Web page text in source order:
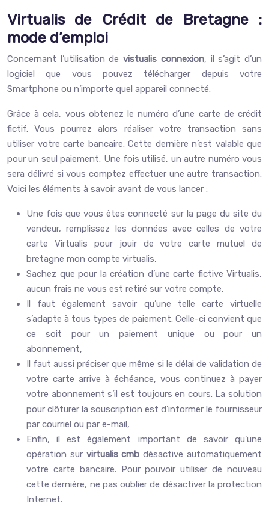
Virtualis de Crédit de Bretagne :
mode d’emploi
Concernant l’utilisation devistualis connexion, il s’agit d’un
logiciel que vous pouvez télécharger depuis votre
Smartphone ou n’importe quel appareil connecté.
Grâce à cela, vous obtenez le numéro d’une carte de crédit
fictif. Vous pourrez alors réaliser votre transaction sans
utiliser votre carte bancaire. Cette dernière n’est valable que
pour un seul paiement. Une fois utilisé, un autre numéro vous
sera délivré si vous comptez effectuer une autre transaction.
Voici les éléments à savoir avant de vous lancer :
Une fois que vous êtes connecté sur la page du site du
vendeur, remplissez les données avec celles de votre
carte Virtualis pour jouir de votre carte mutuel de
bretagne mon compte virtualis,
Sachez que pour la création d’une carte fictive Virtualis,
aucun frais ne vous est retiré sur votre compte,
Il faut également savoir qu’une telle carte virtuelle
s’adapte à tous types de paiement. Celle-ci convient que
ce soit pour un paiement unique ou pour un
abonnement,
Il faut aussi préciser que même si le délai de validation de
votre carte arrive à échéance, vous continuez à payer
votre abonnement s’il est toujours en cours. La solution
pour clôturer la souscription est d’informer le fournisseur
par courriel ou par e-mail,
Enfin, il est également important de savoir qu’une
opération sur virtualis cmb désactive automatiquement
votre carte bancaire. Pour pouvoir utiliser de nouveau
cette dernière, ne pas oublier de désactiver la protection
Internet.